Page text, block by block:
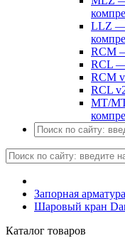
LLZ —
RCM
RCL —
RCM
RCL
MT/
Запорная арматура
Шаровый кран
Каталог товаров